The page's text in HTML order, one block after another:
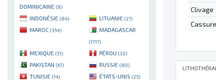
DOMINICAINE (8)
INDONÉSIE (84) LITUANIE (21)
MAROC (354) MADAGASCAR
(1717)
MEXIQUE (51) PÉROU (32)
PAKISTAN (67) RUSSIE (80)
TUNISIE (14) ÉTATS-UNIS (25)
Clivage
Cassure